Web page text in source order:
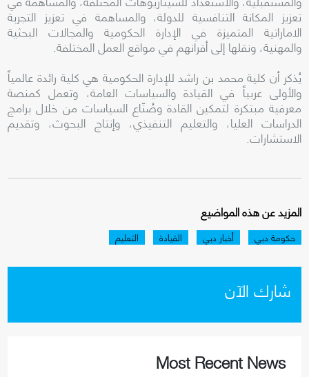
تعزيز المكانة التنافسية للدولة، والمساهمة في تعزيز التجربة
الاماراتية المتميزة في الإدارة الحكومية والمجالات البحثية
والمهنية، ونقلها إلى أقرانهم في مواقع العمل المختلفة.
يُذكر أن كلية محمد بن راشد للإدارة الحكومية هي كلية رائدة عالمياً
والأولى عربياً في القيادة والسياسات العامة، وتعمل كمنصة
معرفية مبتكرة لتمكين القادة وصُنّاع السياسات من خلال برامج
الدراسات العليا، والتعليم التنفيذي، وإنتاج البحوث، وتقديم
الاستشارات.
المزيد عن هذه المواضيع
حكومة دبي أخبار دبي القيادة التعليم
شارك الآن
Most Recent News